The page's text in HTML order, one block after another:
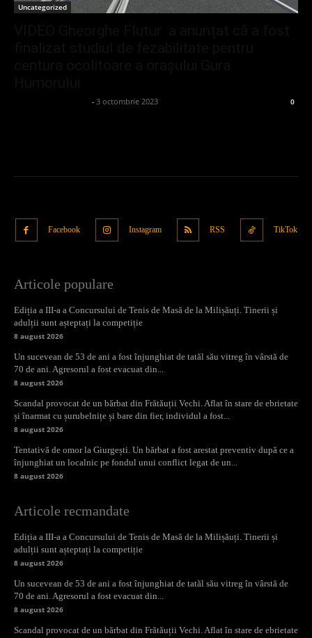
Uncategorized
- 3 octombrie 2023 0
Facebook Instagram RSS TikTok
Articole populare
Ediția a III-a a Concursului de Tenis de Masă de la Milișăuți. Tinerii și
adulții sunt așteptați la competiție
8 august 2026
Un sucevean de 53 de ani a fost înjunghiat de tatăl său vitreg în vârstă de
70 de ani. Agresorul a fost evacuat din...
8 august 2026
Scandal provocat de un bărbat din Frătăuții Vechi. Aflat în stare de ebrietate
și înarmat cu șurubelnițe și bare din fier, individul a fost...
8 august 2026
Tentativă de omor la Giurgești. Un bărbat a fost arestat preventiv după ce a
înjunghiat un localnic pe fondul unui conflict legat de un...
8 august 2026
Articole recmandate
Ediția a III-a a Concursului de Tenis de Masă de la Milișăuți. Tinerii și
adulții sunt așteptați la competiție
8 august 2026
Un sucevean de 53 de ani a fost înjunghiat de tatăl său vitreg în vârstă de
70 de ani. Agresorul a fost evacuat din...
8 august 2026
Scandal provocat de un bărbat din Frătăuții Vechi. Aflat în stare de ebrietate